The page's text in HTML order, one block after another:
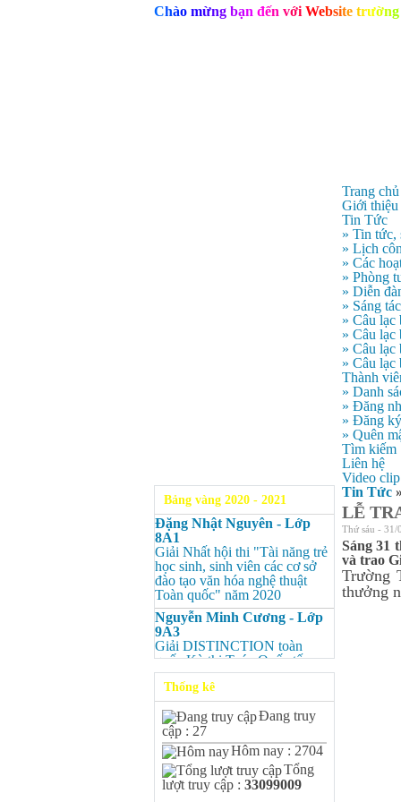
Chào mừng bạn đến với Website trường
Trang chủ
Giới thiệu
Tin Tức
» Tin tức,
» Lịch
» Các
» Phòng
» Diễn
» Sáng
» Câu lạc
» Câu
» Câu lạc
» Câu lạc
Thành
» Danh
» Đăng
» Đăng ký
» Quên
Tìm kiếm
Liên hệ
Video clip
Bảng vàng 2020 - 2021
Đặng Nhật Nguyên - Lớp
8A1
Giải Nhất hội thi "Tài năng trẻ
học sinh, sinh viên các cơ sở
đào tạo văn hóa nghệ thuật
Toàn quốc" năm 2020
Nguyễn Minh Cương - Lớp
9A3
Giải DISTINCTION toàn
quốc Kỳ thi Toán Quốc tế
Kangaroo – IKMC 2020
Nguyễn Minh Cương - Lớp
9A3
Giải Ba kỳ thi chọn HSG cấp
tỉnh môn Toán.
Bùi Quang Minh - Lớp 9A3
Giải DISTINCTION Toàn
quốc Kỳ thi Toán Quốc tế
Thống kê
Đang truy
cập : 27
Hôm nay : 2704
Tổng
lượt truy cập : 33099009
Tin Tức »
LỄ
Thứ sáu - 31/
Sáng 31
và trao
Trường
thưởng